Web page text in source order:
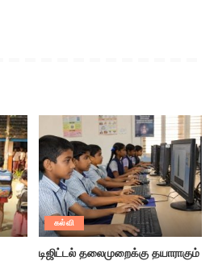
கல்வி
டிஜிட்டல் தலைமுறைக்கு தயாராகும்